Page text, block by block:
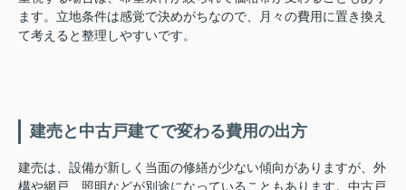
ます。立地条件は感覚で決めがちなので、月々の費用に置き換え
て考えると整理しやすいです。
建売と中古戸建てで変わる費用の出方
建売は、設備が新しく当面の修繕が少ない傾向がありますが、外
構や網戸、照明などが別途になっていることもあります。中古戸